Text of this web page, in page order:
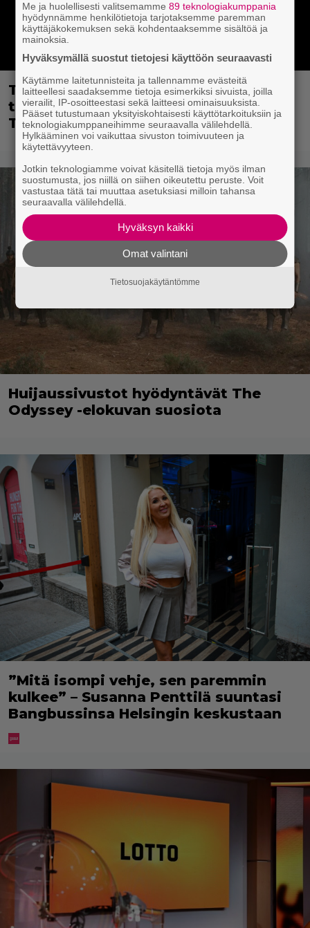
Tietovisa, osa 2: Tiedätkö Hollywood-
tähtien yllättävät syntymänimet?
Testaa!
Huijaussivustot hyödyntävät The
Odyssey -elokuvan suosiota
”Mitä isompi vehje, sen paremmin
kulkee” – Susanna Penttilä suuntasi
Bangbussinsa Helsingin keskustaan
Me ja huolellisesti valitsemamme89 teknologiakumppania
hyödynnämme henkilötietoja tarjotaksemme paremman
käyttäjäkokemuksen sekä kohdentaaksemme sisältöä ja
mainoksia.
Hyväksymällä suostut tietojesi käyttöön seuraavasti
Käytämme laitetunnisteita ja tallennamme evästeitä
laitteellesi saadaksemme tietoja esimerkiksi sivuista, joilla
vierailit, IP-osoitteestasi sekä laitteesi ominaisuuksista.
Pääset tutustumaan yksityiskohtaisesti käyttötarkoituksiin ja
teknologiakumppaneihimme seuraavalla välilehdellä.
Hylkääminen voi vaikuttaa sivuston toimivuuteen ja
käytettävyyteen.
Jotkin teknologiamme voivat käsitellä tietoja myös ilman
suostumusta, jos niillä on siihen oikeutettu peruste. Voit
vastustaa tätä tai muuttaa asetuksiasi milloin tahansa
seuraavalla välilehdellä.
Hyväksyn kaikki
Omat valintani
Tietosuojakäytäntömme